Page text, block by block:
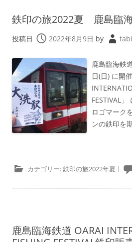
鉄印の旅2022夏 鹿島臨
投稿日 2022年8月9日 by
鹿島臨海鉄
日(日) に開
FESTIVAL
ロゴマーク
ンの鉄印を
カテゴリー:鉄印の旅2022年夏 |
鹿島臨海鉄道 OARAI